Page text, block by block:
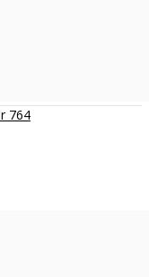
764